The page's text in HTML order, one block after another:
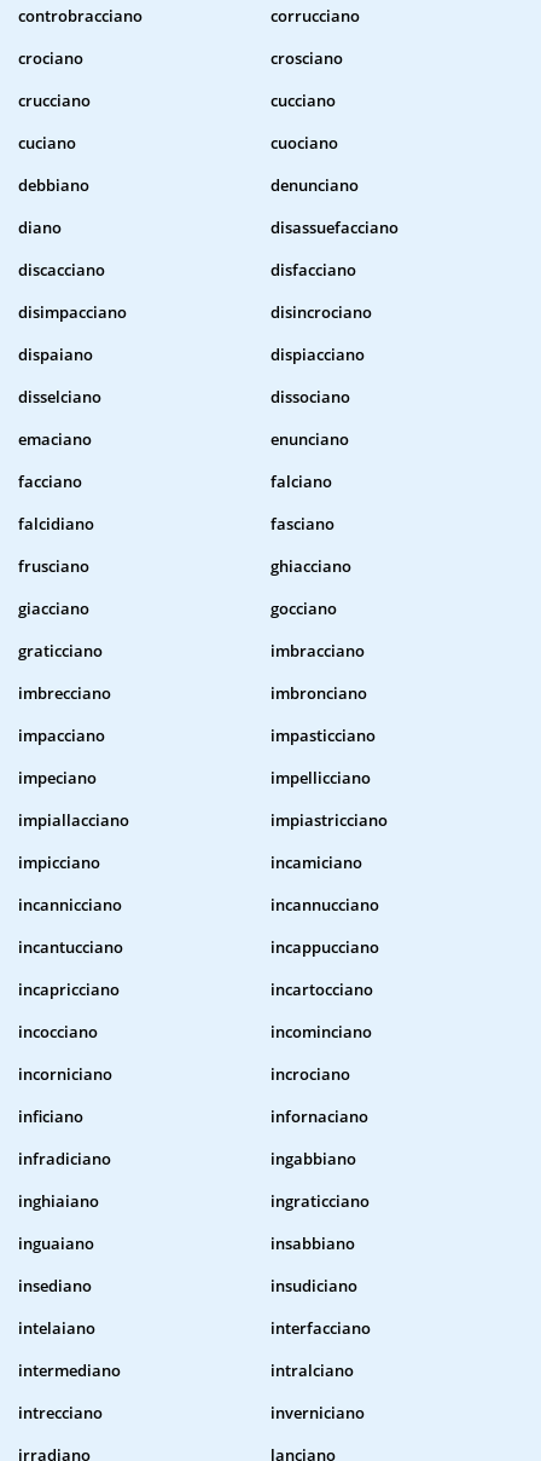
controbracciano
corrucciano
crociano
crosciano
crucciano
cucciano
cuciano
cuociano
debbiano
denunciano
diano
disassuefacciano
discacciano
disfacciano
disimpacciano
disincrociano
dispaiano
dispiacciano
disselciano
dissociano
emaciano
enunciano
facciano
falciano
falcidiano
fasciano
frusciano
ghiacciano
giacciano
gocciano
graticciano
imbracciano
imbrecciano
imbronciano
impacciano
impasticciano
impeciano
impellicciano
impiallacciano
impiastricciano
impicciano
incamiciano
incannicciano
incannucciano
incantucciano
incappucciano
incapricciano
incartocciano
incocciano
incominciano
incorniciano
incrociano
inficiano
infornaciano
infradiciano
ingabbiano
inghiaiano
ingraticciano
inguaiano
insabbiano
insediano
insudiciano
intelaiano
interfacciano
intermediano
intralciano
intrecciano
inverniciano
irradiano
lanciano